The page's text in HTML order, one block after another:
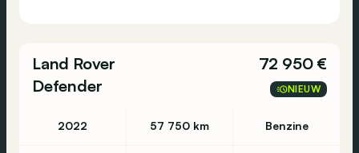
Land Rover
Defender
72 950 €
NIEUW
2022 57 750 km Benzine